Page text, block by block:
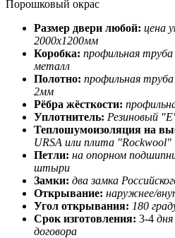
Порошковый окрас
Размер двери любой: цена
2000х1200мм
Коробка: профильная
металл
Полотно: профильная
2мм
Рёбра жёсткости:
Уплотнитель: Резиновый
Теплошумоизоляция на
URSA или плита "Rockwool"
Петли: на опорном
штыри
Замки: два замка
Открывание: наружнее/
Угол открывания: 180
Срок изготовления: 3-4
договора